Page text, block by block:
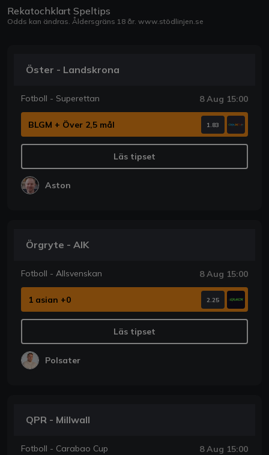
Rekatochklart Speltips
Odds kan ändras. Åldersgräns 18 år. www.stödlinjen.se
Öster - Landskrona
Fotboll - Superettan 8 Aug 15:00
BLGM + Över 2,5 mål 1.83
Läs tipset
Aston
Örgryte - AIK
Fotboll - Allsvenskan 8 Aug 15:00
1 asian +0 2.25
Läs tipset
Polsater
QPR - Millwall
Fotboll - Carabao Cup 8 Aug 15:00